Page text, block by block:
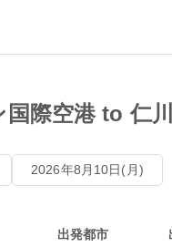
際空港 to 仁
2026年8月10日(月)
出発都市